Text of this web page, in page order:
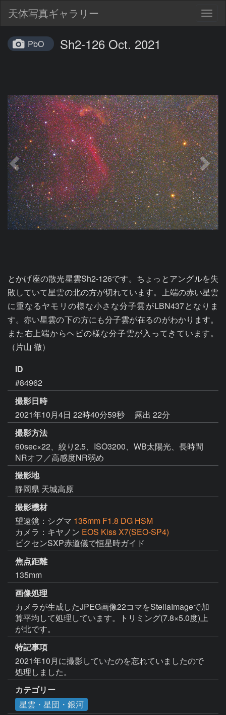
天体写真ギャラリー
PbO Sh2-126 Oct. 2021
とかげ座の散光星雲Sh2-126です。ちょっとアングルを失
敗していて星雲の北の方が切れています。上端の赤い星雲
に重なるヤモリの様な小さな分子雲がLBN437となりま
す。赤い星雲の下の方にも分子雲が在るのがわかります。
また右上端からヘビの様な分子雲が入ってきています。
（片山 徹）
ID
#84962
撮影日時
2021年10月4日 22時40分59秒
露出 22分
撮影方法
60sec×22、絞り2.5、ISO3200、WB太陽光、長時間
NRオフ／高感度NR弱め
撮影地
静岡県 天城高原
撮影機材
望遠鏡：シグマ 135mm F1.8 DG HSM
カメラ：キヤノン EOS Kiss X7(SEO-SP4)
ビクセンSXP赤道儀で恒星時ガイド
焦点距離
135mm
画像処理
カメラが生成したJPEG画像22コマをStellaImageで加
算平均して処理しています。トリミング(7.8×5.0度)上
が北です。
特記事項
2021年10月に撮影していたのを忘れていましたので
処理しました。
カテゴリー
星雲・星団・銀河